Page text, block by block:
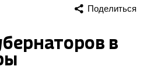
Поделиться
в